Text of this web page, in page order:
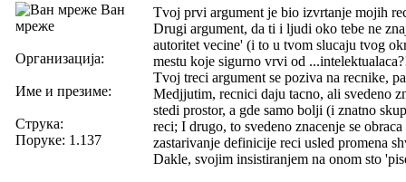
Ван
мреже
Организација:
Име и презиме:
Струка:
Поруке: 1.137
Tvoj prvi argument je bio izvrtanje mojih
Drugi argument, da ti i ljudi oko tebe ne
autoritet vecine' (i to u tvom slucaju tvog
mestu koje sigurno vrvi od
Tvoj treci argument se poziva na recnike,
Medjjutim, recnici daju tacno, ali svedeno
stedi prostor, a gde samo bolji (i znatno
reci; I drugo, to svedeno znacenje se
zastarivanje definicije reci usled promena
Dakle, svojim insistiranjem na onom sto